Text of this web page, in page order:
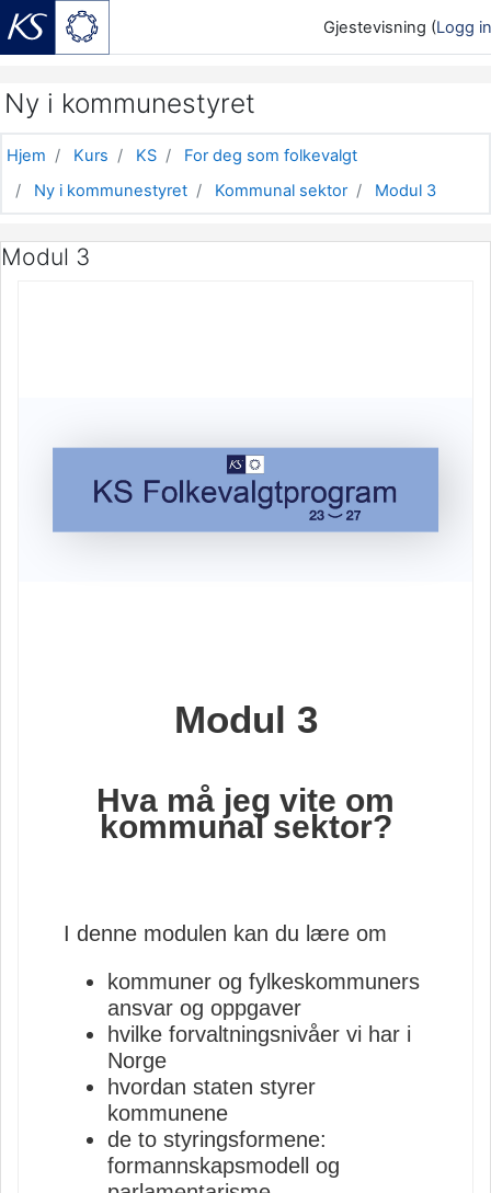
Gjestevisning (Logg
Ny i kommunestyret
Hjem Kurs KS
For deg som folkevalgt
Ny i kommunestyret
Kommunal sektor Modul 3
Modul 3